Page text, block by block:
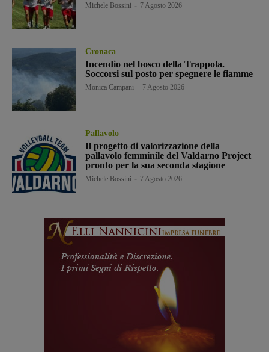
Michele Bossini 7 Agosto 2026
Cronaca
Incendio nel bosco della Trappola.
Soccorsi sul posto per spegnere le fiamme
Monica Campani 7 Agosto 2026
Pallavolo
Il progetto di valorizzazione della
pallavolo femminile del Valdarno Project
pronto per la sua seconda stagione
Michele Bossini 7 Agosto 2026